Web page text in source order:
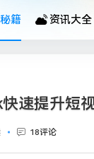
籍 资讯大全
速提升短
18评论